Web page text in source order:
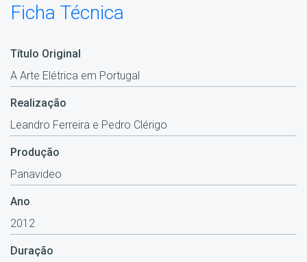
Ficha Técnica
Título Original
A Arte Elétrica em Portugal
Realização
Leandro Ferreira e Pedro Clérigo
Produção
Panavideo
Ano
2012
Duração